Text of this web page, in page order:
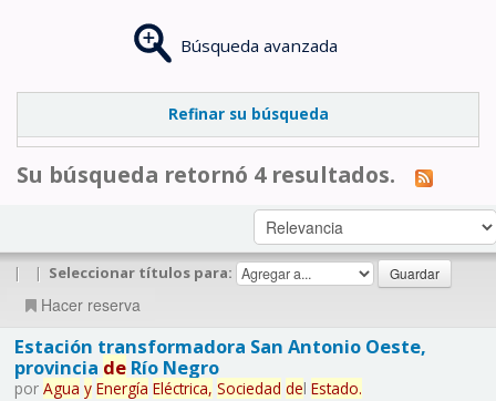
Búsqueda avanzada
Refinar su búsqueda
Su búsqueda retornó 4 resultados.
| | Seleccionar títulos para:
Hacer reserva
Estación transformadora San Antonio Oeste,
provincia deRío Negro
por Agua y Energía Eléctrica, Sociedad del Estado.